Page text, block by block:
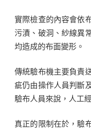
實際檢查的內容會依
污漬、破洞、紗線異
均造成的布面變形。
傳統驗布機主要負責
疵仍由操作人員判斷
驗布人員來說，人工
真正的限制在於，驗